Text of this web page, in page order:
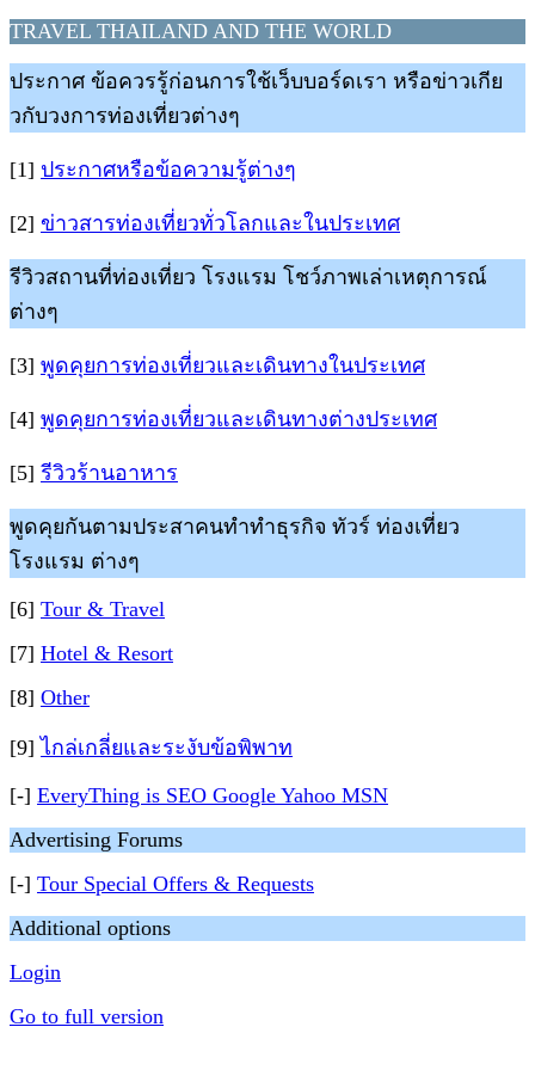
TRAVEL THAILAND AND THE WORLD
ประกาศ ข้อควรรู้ก่อนการใช้เว็บบอร์ดเรา หรือข่าวเกีย
วกับวงการท่องเที่ยวต่างๆ
[1] ประกาศหรือข้อความรู้ต่างๆ
[2] ข่าวสารท่องเที่ยวทั่วโลกและในประเทศ
รีวิวสถานที่ท่องเที่ยว โรงแรม โชว์ภาพเล่าเหตุการณ์
ต่างๆ
[3] พูดคุยการท่องเที่ยวและเดินทางในประเทศ
[4] พูดคุยการท่องเที่ยวและเดินทางต่างประเทศ
[5] รีวิวร้านอาหาร
พูดคุยกันตามประสาคนทำทำธุรกิจ ทัวร์ ท่องเที่ยว
โรงแรม ต่างๆ
[6] Tour & Travel
[7] Hotel & Resort
[8] Other
[9] ไกล่เกลี่ยและระงับข้อพิพาท
[-] EveryThing is SEO Google Yahoo MSN
Advertising Forums
[-] Tour Special Offers & Requests
Additional options
Login
Go to full version